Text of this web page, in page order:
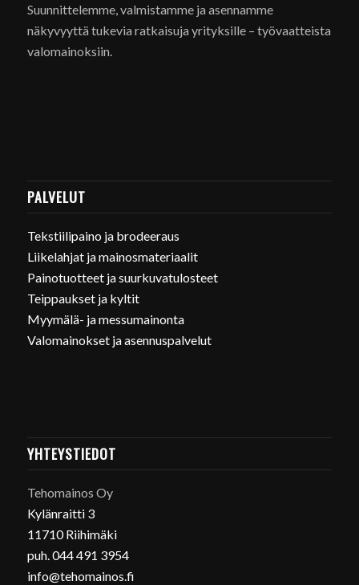
Suunnittelemme, valmistamme ja asennamme
näkyvyyttä tukevia ratkaisuja yrityksille – työvaatteista
valomainoksiin.
PALVELUT
Tekstiilipaino ja brodeeraus
Liikelahjat ja mainosmateriaalit
Painotuotteet ja suurkuvatulosteet
Teippaukset ja kyltit
Myymälä- ja messumainonta
Valomainokset ja asennuspalvelut
YHTEYSTIEDOT
Tehomainos Oy
Kylänraitti 3
11710 Riihimäki
puh. 044 491 3954
info@tehomainos.fi